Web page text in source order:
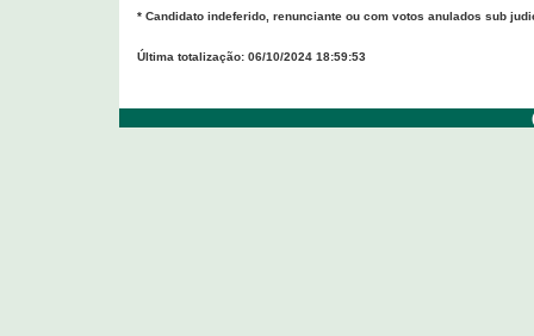
* Candidato indeferido, renunciante ou com votos anulados sub
Última totalização: 06/10/2024 18:59:53